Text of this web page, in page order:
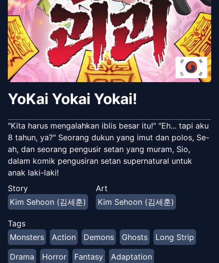
YoKai Yokai Yokai!
"Kita harus mengalahkan iblis besar itu!" "Eh... tapi aku
8 tahun, ya?" Seorang dukun yang imut dan polos, Se-
ah, dan seorang pengusir setan yang muram, Sio,
dalam komik pengusiran setan supernatural untuk
anak laki-laki!
Story
Kim Sehoon (김세훈)
Art
Kim Sehoon (김세훈)
Tags
Monsters
Action Demons Ghosts
Long Strip
Drama
Horror Fantasy Adaptation